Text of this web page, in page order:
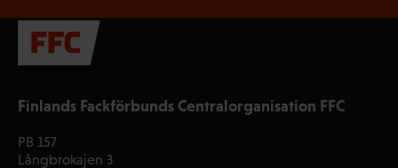
Finlands Fackförbunds Centralorganisation FFC
PB 157
Långbrokajen 3